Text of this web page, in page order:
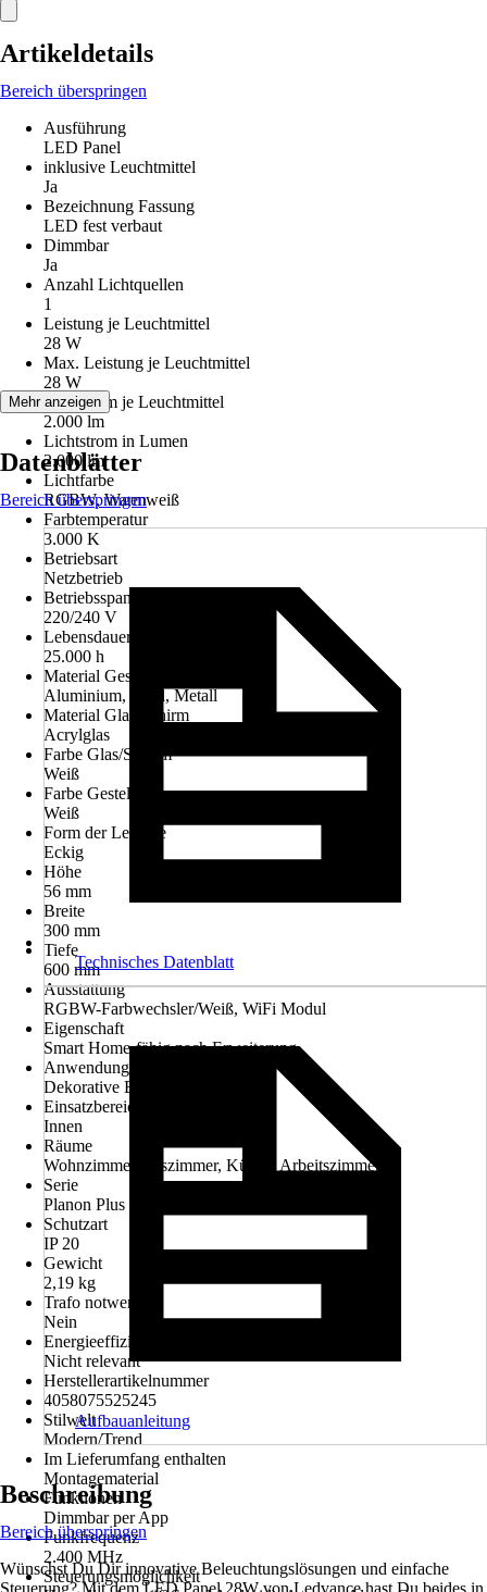
Artikeldetails
Bereich überspringen
Ausführung
LED Panel
inklusive Leuchtmittel
Ja
Bezeichnung Fassung
LED fest verbaut
Dimmbar
Ja
Anzahl Lichtquellen
1
Leistung je Leuchtmittel
28 W
Max. Leistung je Leuchtmittel
28 W
Lichtstrom je Leuchtmittel
2.000 lm
Lichtstrom in Lumen
2.000 lm
Lichtfarbe
RGBW, Warmweiß
Farbtemperatur
3.000 K
Betriebsart
Netzbetrieb
Betriebsspannung
220/240 V
Lebensdauer Leuchtmittel
25.000 h
Material Gestell
Aluminium, Stahl, Metall
Material Glas/Schirm
Acrylglas
Farbe Glas/Schirm
Weiß
Farbe Gestell
Weiß
Form der Leuchte
Eckig
Höhe
56 mm
Breite
300 mm
Tiefe
600 mm
Ausstattung
RGBW-Farbwechsler/Weiß, WiFi Modul
Eigenschaft
Smart Home-fähig nach Erweiterung
Anwendung
Dekorative Beleuchtung
Einsatzbereich
Innen
Räume
Wohnzimmer, Esszimmer, Küche, Arbeitszimmer
Serie
Planon Plus
Schutzart
IP 20
Gewicht
2,19 kg
Trafo notwendig
Nein
Energieeffizienzklasse
Nicht relevant
Herstellerartikelnummer
4058075525245
Stilwelt
Modern/Trend
Im Lieferumfang enthalten
Montagematerial
Funktionen
Dimmbar per App
Funkfrequenz
2.400 MHz
Steuerungsmöglichkeit
Mehr anzeigen
Datenblätter
Bereich überspringen
Technisches Datenblatt
Aufbauanleitung
Beschreibung
Bereich überspringen
Wünschst Du Dir innovative Beleuchtungslösungen und einfache
Steuerung? Mit dem LED Panel 28W von Ledvance hast Du beides in